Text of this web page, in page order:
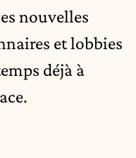
nouvelles
et lobbies
déjà à